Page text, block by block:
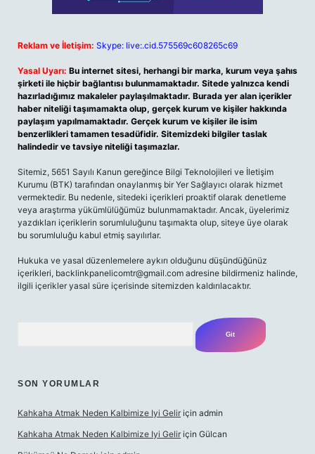
Reklam ve İletişim: Skype: live:.cid.575569c608265c69
Yasal Uyarı: Bu internet sitesi, herhangi bir marka, kurum veya şahıs
şirketi ile hiçbir bağlantısı bulunmamaktadır. Sitede yalnızca kendi
hazırladığımız makaleler paylaşılmaktadır. Burada yer alan içerikler
haber niteliği taşımamakta olup, gerçek kurum ve kişiler hakkında
paylaşım yapılmamaktadır. Gerçek kurum ve kişiler ile isim
benzerlikleri tamamen tesadüfidir. Sitemizdeki bilgiler taslak
halindedir ve tavsiye niteliği taşımazlar.
Sitemiz, 5651 Sayılı Kanun gereğince Bilgi Teknolojileri ve İletişim
Kurumu (BTK) tarafından onaylanmış bir Yer Sağlayıcı olarak hizmet
vermektedir. Bu nedenle, sitedeki içerikleri proaktif olarak denetleme
veya araştırma yükümlülüğümüz bulunmamaktadır. Ancak, üyelerimiz
yazdıkları içeriklerin sorumluluğunu taşımakta olup, siteye üye olarak
bu sorumluluğu kabul etmiş sayılırlar.
Hukuka ve yasal düzenlemelere aykırı olduğunu düşündüğünüz
içerikleri, backlinkpanelicomtr@gmail.com adresine bildirmeniz halinde,
ilgili içerikler yasal süre içerisinde sitemizden kaldırılacaktır.
SON YORUMLAR
Kahkaha Atmak Neden Kalbimize Iyi Gelir için admin
Kahkaha Atmak Neden Kalbimize Iyi Gelir için Gülcan